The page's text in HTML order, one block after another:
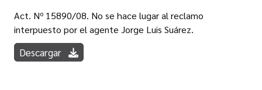
Act. Nº 15890/08. No se hace lugar al reclamo
interpuesto por el agente Jorge Luis Suárez.
Descargar